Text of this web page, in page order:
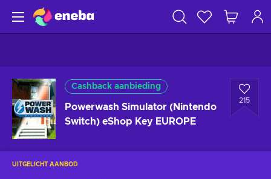
Cashback aanbieding
Powerwash Simulator (Nintendo
Switch) eShop Key EUROPE
215
UITGELICHT AANBOD